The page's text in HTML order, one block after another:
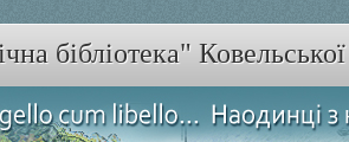
бібліотека"